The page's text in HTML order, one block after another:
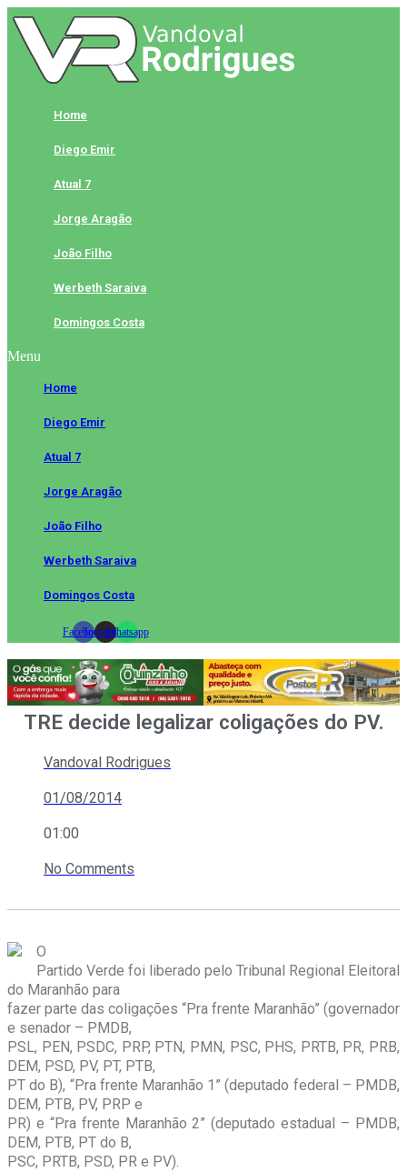
Skip
to
content
Home
Diego Emir
Atual 7
Jorge Aragão
João Filho
Werbeth Saraiva
Domingos Costa
Menu
Home
Diego Emir
Atual 7
Jorge Aragão
João Filho
Werbeth Saraiva
Domingos Costa
FacebookInstagramWhatsapp
TRE decide legalizar coligações do PV.
Vandoval Rodrigues
01/08/2014
01:00
No Comments
O
Partido Verde foi liberado pelo Tribunal Regional Eleitoral
do Maranhão para
fazer parte das coligações “Pra frente Maranhão” (governador
e senador – PMDB,
PSL, PEN, PSDC, PRP, PTN, PMN, PSC, PHS, PRTB, PR, PRB,
DEM, PSD, PV, PT, PTB,
PT do B), “Pra frente Maranhão 1” (deputado federal – PMDB,
DEM, PTB, PV, PRP e
PR) e “Pra frente Maranhão 2” (deputado estadual – PMDB,
DEM, PTB, PT do B,
PSC, PRTB, PSD, PR e PV).